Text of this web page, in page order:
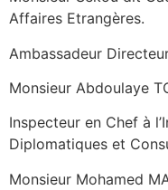
Affaires Etrangères.
Ambassadeur
Monsieur Abdoulaye
Inspecteur en Chef à
Diplomatiques et
Monsieur Mohamed